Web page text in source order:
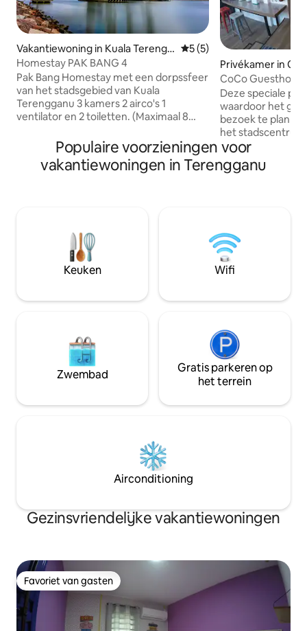
Vakantiewoning in Kuala Terengg
anu
Gemiddelde beoordeling
5 (5)
Homestay PAK BANG 4
Pak Bang Homestay met een dorpssfeer
van het stadsgebied van Kuala
Terengganu 3 kamers 2 airco's 1
ventilator en 2 toiletten. (Maximaal 8
keukenfaciliteiten, wasmachine,
koelkast, wifi, strijkijzer, enz. 5 minuten
naar Giant, Mydin Mall en TTC
naar nasi dagang Atas Tol 3 Padang
UMT 15 minuten Gong Badak Stadion
Privékamer in
CoCo
Deze speciale
waardoor het
bezoek te plannen. Het ligt
het stadscentrum
Kemaman,
minuten
Cherating. CoCo Guesthouse biedt
een keuken en
geschikt voor
en ook bruiloft.
Populaire voorzieningen voor
vakantiewoningen in Terengganu
Keuken Wifi
Zwembad
Gratis parkeren op
het terrein
Airconditioning
Gezinsvriendelijke vakantiewoningen
Favoriet van gasten
Favoriet van gasten